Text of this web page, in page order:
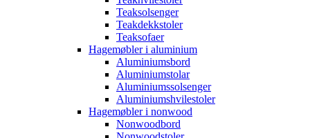
Teaksolsenger
Teakdekkstoler
Teaksofaer
Hagemøbler i aluminium
Aluminiumsbord
Aluminiumstolar
Aluminiumssolsenger
Aluminiumshvilestoler
Hagemøbler i nonwood
Nonwoodbord